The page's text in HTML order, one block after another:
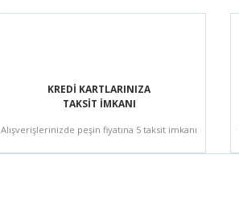
KREDİ KARTLARINIZA
TAKSİT İMKANI
Alışverişlerinizde peşin fiyatına 5 taksit imkanı